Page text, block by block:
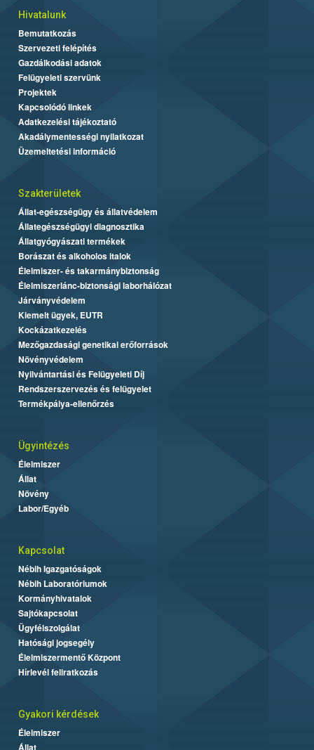
Hivatalunk
Bemutatkozás
Szervezeti felépítés
Gazdálkodási adatok
Felügyeleti szervünk
Projektek
Kapcsolódó linkek
Adatkezelési tájékoztató
Akadálymentességi nyilatkozat
Üzemeltetési információ
Szakterületek
Állat-egészségügy és állatvédelem
Állategészségügyi diagnosztika
Állatgyógyászati termékek
Borászat és alkoholos italok
Élelmiszer- és takarmánybiztonság
Élelmiszerlánc-biztonsági laborhálózat
Járványvédelem
Kiemelt ügyek, EUTR
Kockázatkezelés
Mezőgazdasági genetikai erőforrások
Növényvédelem
Nyilvántartási és Felügyeleti Díj
Rendszerszervezés és felügyelet
Termékpálya-ellenőrzés
Ügyintézés
Élelmiszer
Állat
Növény
Labor/Egyéb
Kapcsolat
Nébih Igazgatóságok
Nébih Laboratóriumok
Kormányhivatalok
Sajtókapcsolat
Ügyfélszolgálat
Hatósági jogsegély
Élelmiszermentő Központ
Hírlevél feliratkozás
Gyakori kérdések
Élelmiszer
Állat